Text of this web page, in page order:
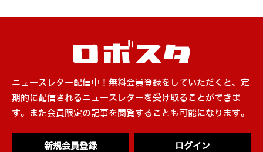
ニュースレター配信中！無料会員登録をしていただくと、定
期的に配信されるニュースレターを受け取ることができま
す。また会員限定の記事を閲覧することも可能になります。
新規会員登録 ログイン